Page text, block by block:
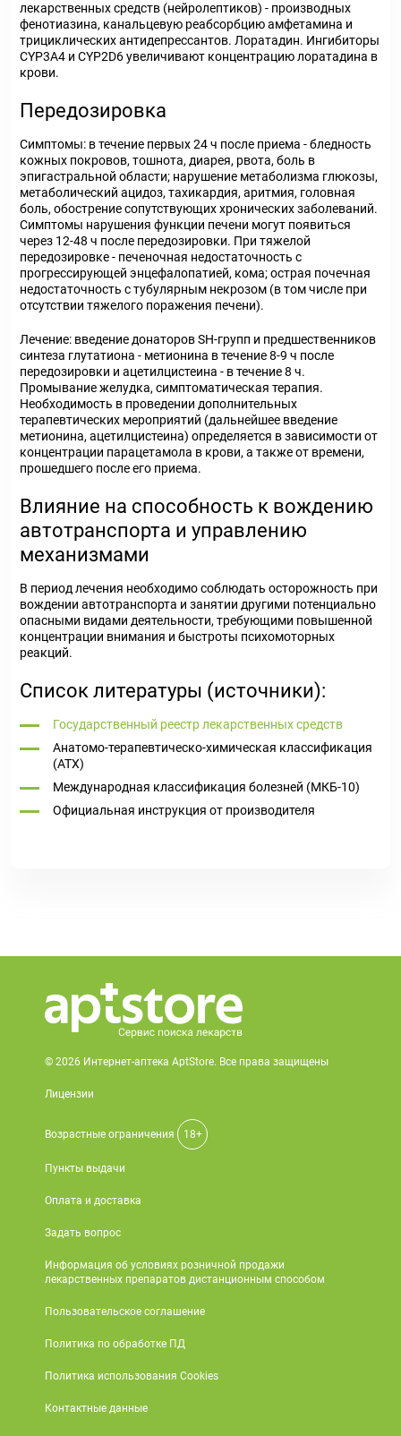
лекарственных средств (нейролептиков) - производных
фенотиазина, канальцевую реабсорбцию амфетамина и
трициклических антидепрессантов. Лоратадин. Ингибиторы
CYP3A4 и CYP2D6 увеличивают концентрацию лоратадина в
крови.
Передозировка
Симптомы: в течение первых 24 ч после приема - бледность
кожных покровов, тошнота, диарея, рвота, боль в
эпигастральной области; нарушение метаболизма глюкозы,
метаболический ацидоз, тахикардия, аритмия, головная
боль, обострение сопутствующих хронических заболеваний.
Симптомы нарушения функции печени могут появиться
через 12-48 ч после передозировки. При тяжелой
передозировке - печеночная недостаточность с
прогрессирующей энцефалопатией, кома; острая почечная
недостаточность с тубулярным некрозом (в том числе при
отсутствии тяжелого поражения печени).
Лечение: введение донаторов SH-групп и предшественников
синтеза глутатиона - метионина в течение 8-9 ч после
передозировки и ацетилцистеина - в течение 8 ч.
Промывание желудка, симптоматическая терапия.
Необходимость в проведении дополнительных
терапевтических мероприятий (дальнейшее введение
метионина, ацетилцистеина) определяется в зависимости от
концентрации парацетамола в крови, а также от времени,
прошедшего после его приема.
Влияние на способность к вождению
автотранспорта и управлению
механизмами
В период лечения необходимо соблюдать осторожность при
вождении автотранспорта и занятии другими потенциально
опасными видами деятельности, требующими повышенной
концентрации внимания и быстроты психомоторных
реакций.
Список литературы (источники):
Государственный реестр лекарственных средств
Анатомо-терапевтическо-химическая классификация
(ATX)
Международная классификация болезней (МКБ-10)
Официальная инструкция от производителя
© 2026 Интернет-аптека AptStore. Все права защищены
Лицензии
Возрастные ограничения 18+
Пункты выдачи
Оплата и доставка
Задать вопрос
Информация об условиях розничной продажи
лекарственных препаратов дистанционным способом
Пользовательское соглашение
Политика по обработке ПД
Политика использования Cookies
Контактные данные